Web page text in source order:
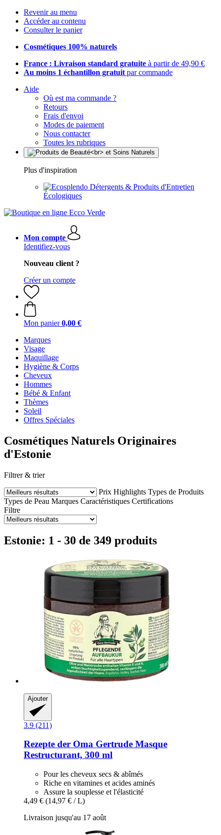
Revenir au menu
Accéder au contenu
Consulter le panier
Cosmétiques 100% naturels
France : Livraison standard gratuite à partir de 49,90 €
Au moins 1 échantillon gratuit par commande
Aide
Où est ma commande ?
Retours
Frais d'envoi
Modes de paiement
Nous contacter
Toutes les rubriques
Plus d'inspiration
Détergents & Produits d'Entretien
Écologiques
Mon compte
Identifiez-vous
Nouveau client ?
Créer un compte
Mon panier 0,00 €
Marques
Visage
Maquillage
Hygiène & Corps
Cheveux
Hommes
Bébé & Enfant
Thèmes
Soleil
Offres Spéciales
Cosmétiques Naturels Originaires
d'Estonie
Filtrer & trier
Prix Highlights Types de Produits
Types de Peau Marques Caractéristiques Certifications
Filtre
Estonie: 1 - 30 de 349 produits
Ajouter
3.9 (211)
Rezepte der Oma Gertrude Masque
Restructurant, 300 ml
Pour les cheveux secs & abîmés
Riche en vitamines et acides aminés
Assure la souplesse et l'élasticité
4,49 € (14,97 € / L)
Livraison jusqu'au 17 août